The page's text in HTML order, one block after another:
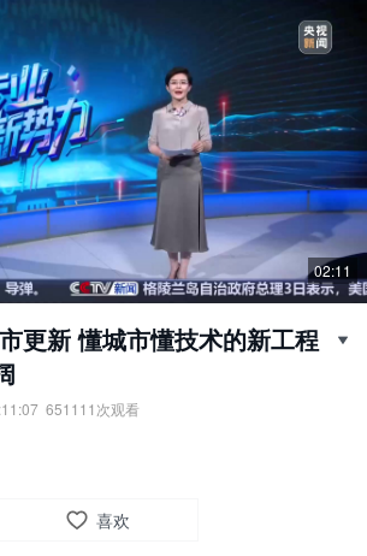
02:11
更新 懂城市懂技术的新工程
651111 次观看
喜欢